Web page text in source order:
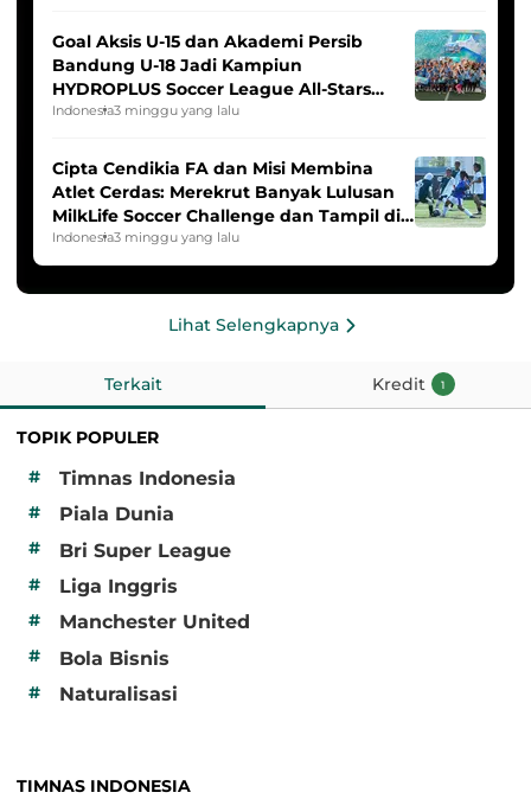
Goal Aksis U-15 dan Akademi Persib
Bandung U-18 Jadi Kampiun
HYDROPLUS Soccer League All-Stars
2025/2026
Indonesia3 minggu yang lalu
Cipta Cendikia FA dan Misi Membina
Atlet Cerdas: Merekrut Banyak Lulusan
MilkLife Soccer Challenge dan Tampil di
HYDROPLUS Soccer League
Indonesia3 minggu yang lalu
Lihat Selengkapnya
Terkait Kredit 1
TOPIK POPULER
#
Timnas Indonesia
# Piala Dunia
# Bri Super League
# Liga Inggris
# Manchester United
# Bola Bisnis
# Naturalisasi
TIMNAS INDONESIA